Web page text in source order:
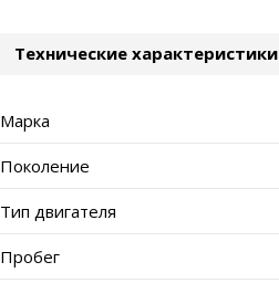
Технические характеристики
Марка
Поколение
Тип двигателя
Пробег